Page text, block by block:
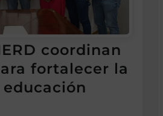
coordinan
fortalecer la